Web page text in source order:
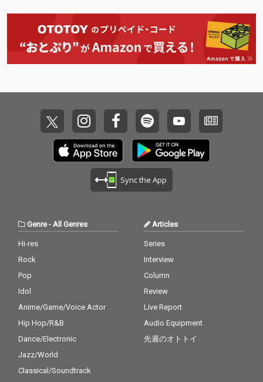
Sync the App
Genre-All Genres
Hi-res
Rock
Pop
Idol
Anime/Game/Voice Actor
Hip Hop/R&B
Dance/Electronic
Jazz/World
Classical/Soundtrack
Articles
Series
Interview
Column
Review
Live Report
Audio Equipment
先週のオトトイ